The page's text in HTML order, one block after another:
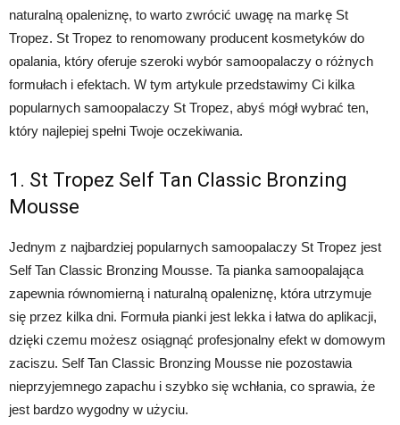
naturalną opaleniznę, to warto zwrócić uwagę na markę St
Tropez. St Tropez to renomowany producent kosmetyków do
opalania, który oferuje szeroki wybór samoopalaczy o różnych
formułach i efektach. W tym artykule przedstawimy Ci kilka
popularnych samoopalaczy St Tropez, abyś mógł wybrać ten,
który najlepiej spełni Twoje oczekiwania.
1. St Tropez Self Tan Classic Bronzing
Mousse
Jednym z najbardziej popularnych samoopalaczy St Tropez jest
Self Tan Classic Bronzing Mousse. Ta pianka samoopalająca
zapewnia równomierną i naturalną opaleniznę, która utrzymuje
się przez kilka dni. Formuła pianki jest lekka i łatwa do aplikacji,
dzięki czemu możesz osiągnąć profesjonalny efekt w domowym
zaciszu. Self Tan Classic Bronzing Mousse nie pozostawia
nieprzyjemnego zapachu i szybko się wchłania, co sprawia, że
jest bardzo wygodny w użyciu.